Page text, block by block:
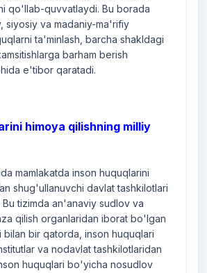
qo'llab-quvvatlaydi. Bu borada
siyosiy va madaniy-ma'rifiy
ta'minlash, barcha shakldagi
barham berish
e'tibor qaratadi.
himoya qilishning milliy
mamlakatda inson huquqlarini
shug'ullanuvchi davlat tashkilotlari
Bu tizimda an'anaviy sudlov va
qilish organlaridan iborat bo'lgan
bilan bir qatorda, inson huquqlari
va nodavlat tashkilotlaridan
huquqlari bo'yicha nosudlov